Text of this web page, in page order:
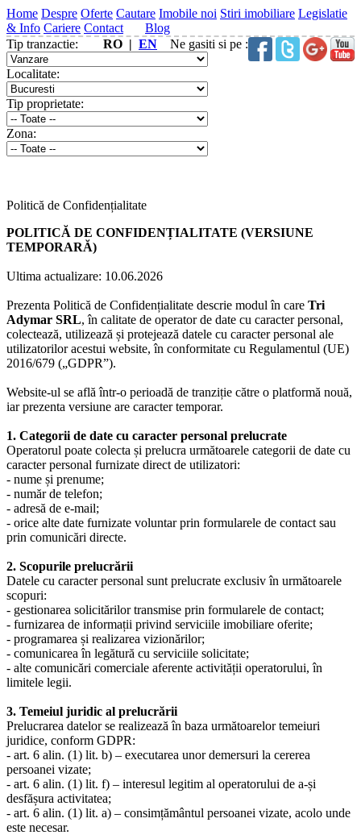
Home Despre Oferte Cautare Imobile noi Stiri imobiliare Legislatie
& Info Cariere Contact
Blog
RO | EN Ne gasiti si pe :
Tip tranzactie:
Localitate:
Tip proprietate:
Zona:
Politică de Confidențialitate
POLITICĂ DE CONFIDENȚIALITATE (VERSIUNE
TEMPORARĂ)
Ultima actualizare: 10.06.2026
Prezenta Politică de Confidențialitate descrie modul în care Tri
Adymar SRL, în calitate de operator de date cu caracter personal,
colectează, utilizează și protejează datele cu caracter personal ale
utilizatorilor acestui website, în conformitate cu Regulamentul (UE)
2016/679 („GDPR”).
Website-ul se află într-o perioadă de tranziție către o platformă nouă,
iar prezenta versiune are caracter temporar.
1. Categorii de date cu caracter personal prelucrate
Operatorul poate colecta și prelucra următoarele categorii de date cu
caracter personal furnizate direct de utilizatori:
- nume și prenume;
- număr de telefon;
- adresă de e-mail;
- orice alte date furnizate voluntar prin formularele de contact sau
prin comunicări directe.
2. Scopurile prelucrării
Datele cu caracter personal sunt prelucrate exclusiv în următoarele
scopuri:
- gestionarea solicitărilor transmise prin formularele de contact;
- furnizarea de informații privind serviciile imobiliare oferite;
- programarea și realizarea vizionărilor;
- comunicarea în legătură cu serviciile solicitate;
- alte comunicări comerciale aferente activității operatorului, în
limitele legii.
3. Temeiul juridic al prelucrării
Prelucrarea datelor se realizează în baza următoarelor temeiuri
juridice, conform GDPR:
- art. 6 alin. (1) lit. b) – executarea unor demersuri la cererea
persoanei vizate;
- art. 6 alin. (1) lit. f) – interesul legitim al operatorului de a-și
desfășura activitatea;
- art. 6 alin. (1) lit. a) – consimțământul persoanei vizate, acolo unde
este necesar.